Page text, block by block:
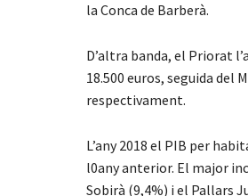
la Conca de Barberà.
D’altra banda, el Priorat
18.500 euros, seguida del
respectivament.
L’any 2018 el PIB per
l0any anterior. El major
Sobirà (9,4%) i el Pallars